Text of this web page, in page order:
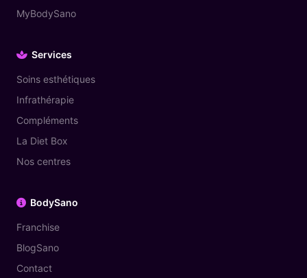
MyBodySano
Services
Soins esthétiques
Infrathérapie
Compléments
La Diet Box
Nos centres
BodySano
Franchise
BlogSano
Contact